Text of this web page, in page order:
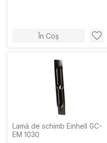
În Coș
Lamă de schimb Einhell GC-
EM 1030